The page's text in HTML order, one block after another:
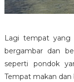
Lagi tempat yang
bergambar dan
seperti pondok
Tempat makan dan